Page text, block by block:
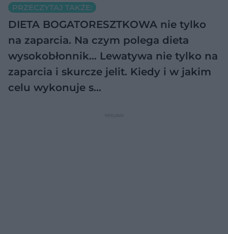
PRZECZYTAJ TAKŻE:
DIETA BOGATORESZTKOWA nie tylko
na zaparcia. Na czym polega dieta
wysokobłonnik… Lewatywa nie tylko na
zaparcia i skurcze jelit. Kiedy i w jakim
celu wykonuje s…